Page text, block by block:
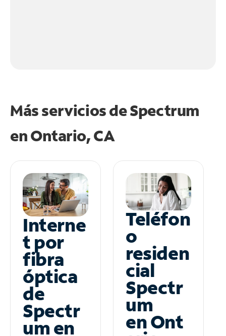
Más servicios de Spectrum
enOntario, CA
Interne
t por
fibra
óptica
de
Spectr
um en
Teléfon
o
residen
cial
Spectr
um
en Ont